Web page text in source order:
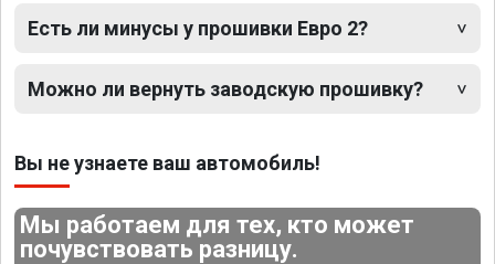
Есть ли минусы у прошивки Евро 2?
Можно ли вернуть заводскую прошивку?
Вы не узнаете ваш автомобиль!
Мы работаем для тех, кто может
почувствовать разницу.